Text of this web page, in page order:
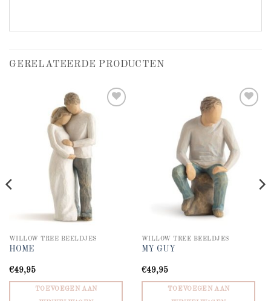
GERELATEERDE PRODUCTEN
WILLOW TREE BEELDJES
HOME
€49,95
TOEVOEGEN AAN
WILLOW TREE BEELDJES
MY GUY
€49,95
TOEVOEGEN AAN